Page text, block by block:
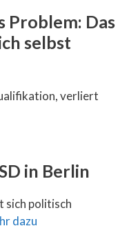
Problem: Das
selbst
verliert
in Berlin
sich politisch
dazu